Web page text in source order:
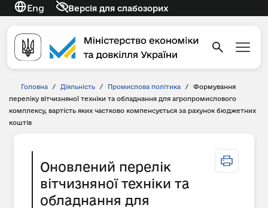
Eng Версія для слабозорих
Головна / Діяльність / Промислова політика /
Формування
переліку вітчизняної техніки та обладнання для агропромислового
комплексу, вартість яких частково компенсується за рахунок бюджетних
коштів
Оновлений перелік
вітчизняної техніки та
обладнання для